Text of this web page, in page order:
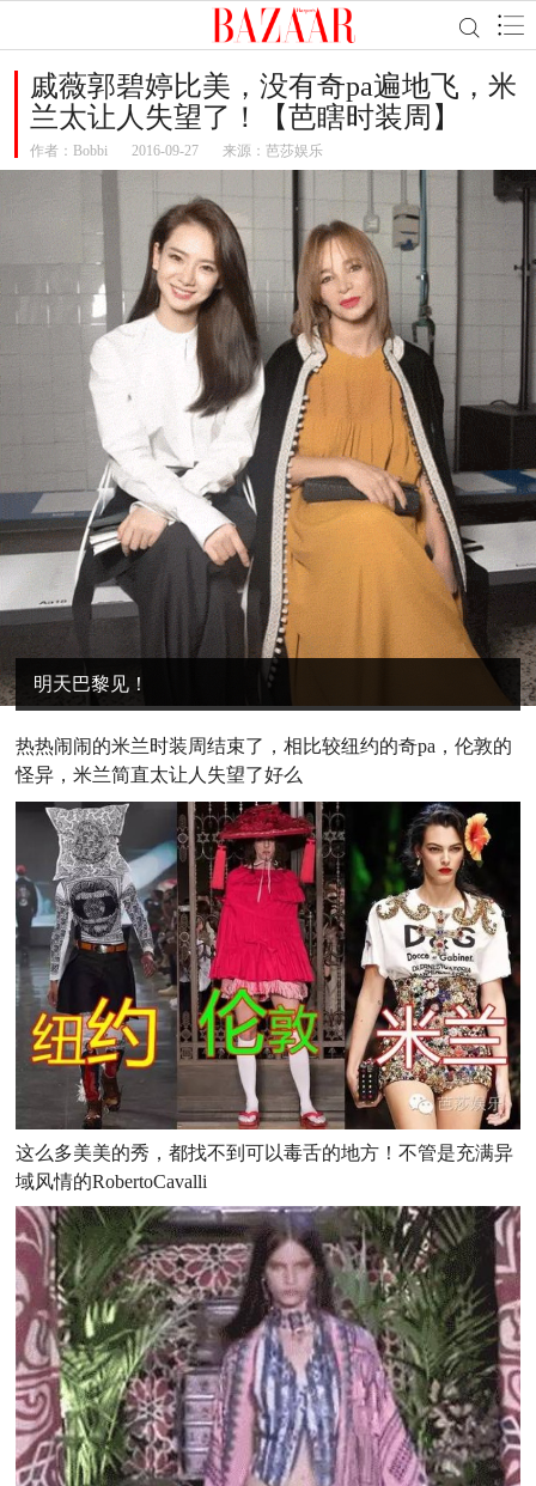
戚薇郭碧婷比美，没有奇pa遍地飞，米
兰太让人失望了！【芭瞎时装周】
作者： Bobbi 2016-09-27 来源：芭莎娱乐
明天巴黎见！
热热闹闹的米兰时装周结束了，相比较纽约的奇pa，伦敦的
怪异，米兰简直太让人失望了好么
这么多美美的秀，都找不到可以毒舌的地方！不管是充满异
域风情的RobertoCavalli